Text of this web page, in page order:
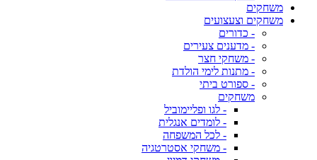
משחקים
משחקים וצעצועים
- כדורים
- מדענים צעירים
- משחקי חצר
- מתנות לימי הולדת
- ספורט ביתי
משחקים
- לגו ופליימוביל
- לומדים אנגלית
- לכל המשפחה
- משחקי אסטרטגיה